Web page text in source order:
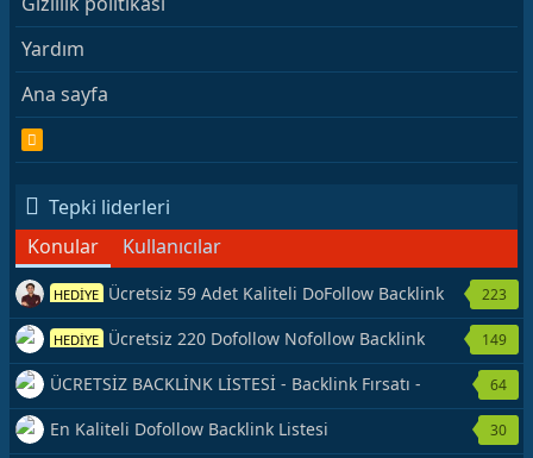
Yardım
Ana sayfa
S
Tepki liderleri
Konular
Kullanıcılar
HEDİYE Ücretsiz 59 Adet Kaliteli DoFollow Backlink
Kaynağı Veriyorum.
223
HEDİYE Ücretsiz 220 Dofollow Nofollow Backlink
Veriyorum
149
ÜCRETSİZ BACKLİNK LİSTESİ - Backlink Fırsatı -
Hemen Yetiş!
64
En Kaliteli Dofollow Backlink Listesi 30